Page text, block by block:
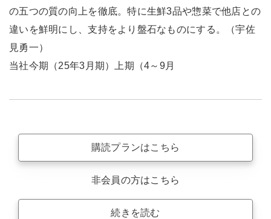
の五つの質の向上を徹底。特に生鮮3品や惣菜で他店との
違いを鮮明にし、支持をより盤石なものにする。（宇佐
見勇一）
当社今期（25年3月期）上期（4～9月
購読プランはこちら
非会員の方はこちら
続きを読む